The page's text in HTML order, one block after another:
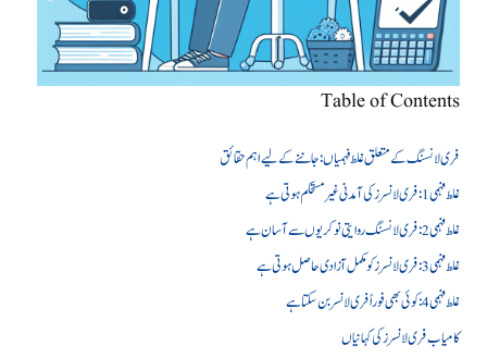
Table of Contents
فری لانسنگ کے متعلق غلط فہمیاں: جاننے کے لیے اہم حقائق
غلط فہمی 1: فری لانسرز کی آمدنی غیر مستحکم ہوتی ہے
غلط فہمی 2: فری لانسنگ روایتی نوکریوں سے آسان ہے
غلط فہمی 3: فری لانسرز کو مکمل آزادی حاصل ہوتی ہے
غلط فہمی 4: کوئی بھی فوراً فری لانسر بن سکتا ہے
کامیاب فری لانسرز کی کہانیاں